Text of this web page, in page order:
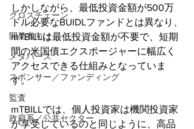
クロスチェーン
開発者向け
メタバース
スポンサー／ファンディング
監査
政府系／公共セクター
しかしながら、最低投資金額が500万
ドル必要なBUIDLファンドとは異なり、
mTBILLは最低投資金額が不要で、短期
間の米国債エクスポージャーに幅広く
アクセスできる仕組みとなっていま
す。
mTBILLでは、個人投資家は機関投資家
が享受しているのと同じように、高品